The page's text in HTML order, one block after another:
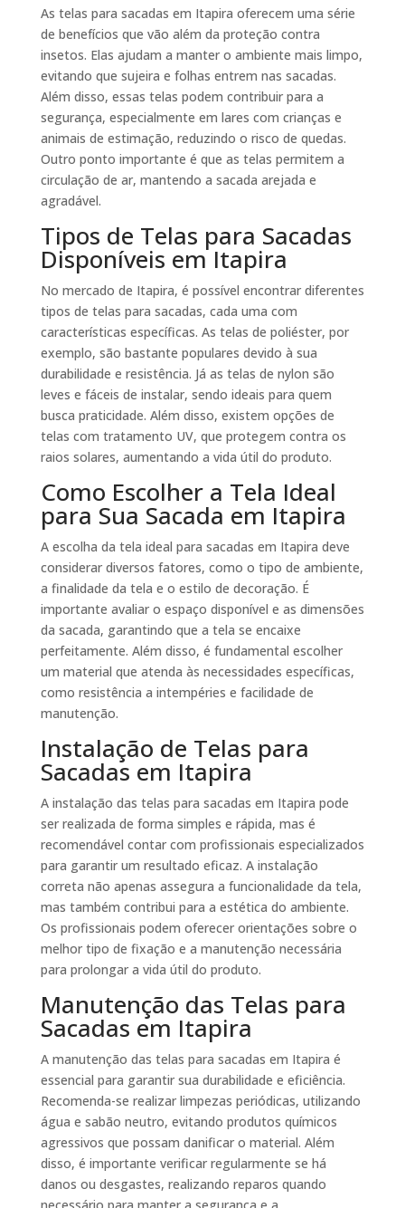
As telas para sacadas em Itapira oferecem uma série
de benefícios que vão além da proteção contra
insetos. Elas ajudam a manter o ambiente mais limpo,
evitando que sujeira e folhas entrem nas sacadas.
Além disso, essas telas podem contribuir para a
segurança, especialmente em lares com crianças e
animais de estimação, reduzindo o risco de quedas.
Outro ponto importante é que as telas permitem a
circulação de ar, mantendo a sacada arejada e
agradável.
Tipos de Telas para Sacadas
Disponíveis em Itapira
No mercado de Itapira, é possível encontrar diferentes
tipos de telas para sacadas, cada uma com
características específicas. As telas de poliéster, por
exemplo, são bastante populares devido à sua
durabilidade e resistência. Já as telas de nylon são
leves e fáceis de instalar, sendo ideais para quem
busca praticidade. Além disso, existem opções de
telas com tratamento UV, que protegem contra os
raios solares, aumentando a vida útil do produto.
Como Escolher a Tela Ideal
para Sua Sacada em Itapira
A escolha da tela ideal para sacadas em Itapira deve
considerar diversos fatores, como o tipo de ambiente,
a finalidade da tela e o estilo de decoração. É
importante avaliar o espaço disponível e as dimensões
da sacada, garantindo que a tela se encaixe
perfeitamente. Além disso, é fundamental escolher
um material que atenda às necessidades específicas,
como resistência a intempéries e facilidade de
manutenção.
Instalação de Telas para
Sacadas em Itapira
A instalação das telas para sacadas em Itapira pode
ser realizada de forma simples e rápida, mas é
recomendável contar com profissionais especializados
para garantir um resultado eficaz. A instalação
correta não apenas assegura a funcionalidade da tela,
mas também contribui para a estética do ambiente.
Os profissionais podem oferecer orientações sobre o
melhor tipo de fixação e a manutenção necessária
para prolongar a vida útil do produto.
Manutenção das Telas para
Sacadas em Itapira
A manutenção das telas para sacadas em Itapira é
essencial para garantir sua durabilidade e eficiência.
Recomenda-se realizar limpezas periódicas, utilizando
água e sabão neutro, evitando produtos químicos
agressivos que possam danificar o material. Além
disso, é importante verificar regularmente se há
danos ou desgastes, realizando reparos quando